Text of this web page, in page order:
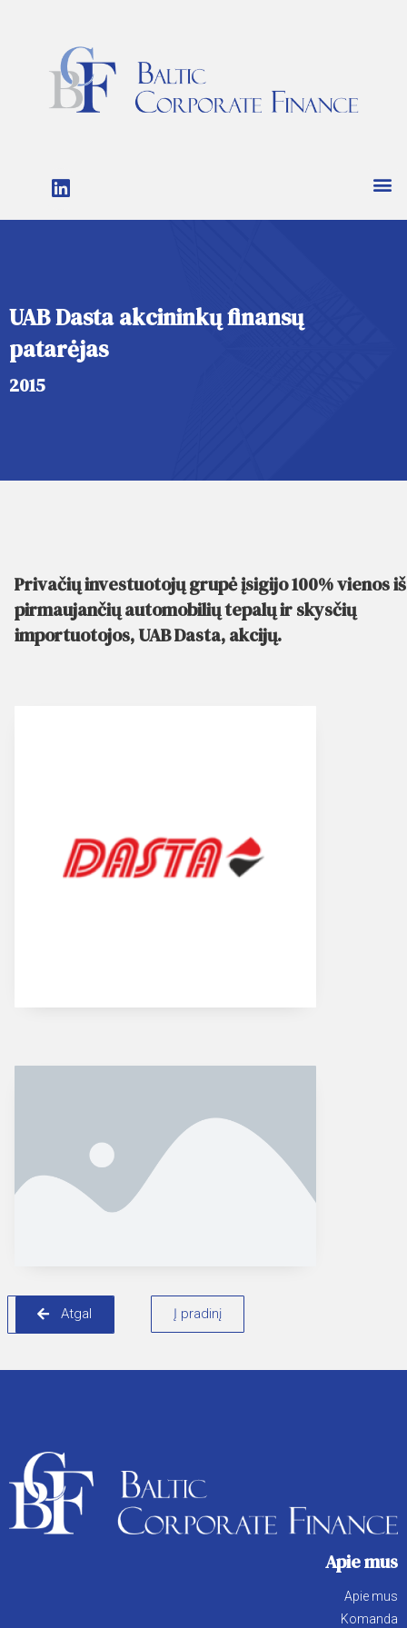
UAB Dasta akcininkų finansų
patarėjas
2015
Privačių investuotojų grupė įsigijo 100% vienos iš
pirmaujančių automobilių tepalų ir skysčių
importuotojos, UAB Dasta, akcijų.
Atgal Į pradinį
Apie mus
Apie mus
Komanda